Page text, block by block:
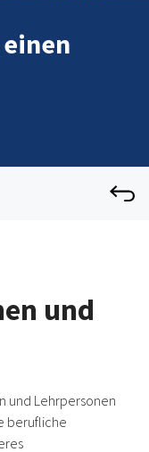
und
und Lehrpersonen
berufliche